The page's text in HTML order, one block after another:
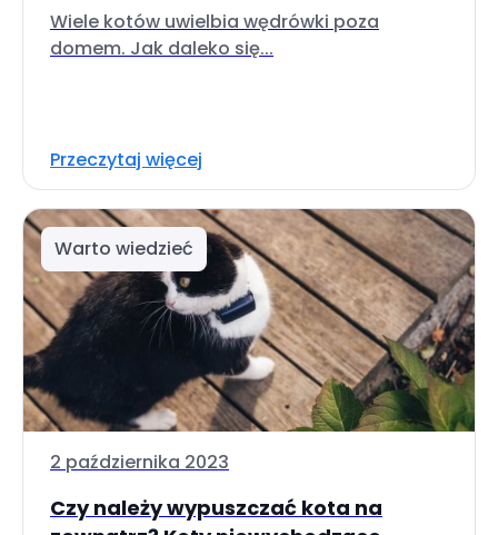
Wiele kotów uwielbia wędrówki poza
domem. Jak daleko się...
Przeczytaj więcej
Warto wiedzieć
2 października 2023
Czy należy wypuszczać kota na